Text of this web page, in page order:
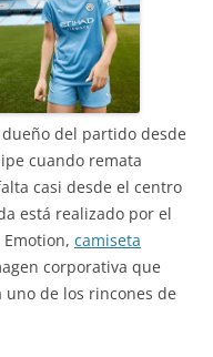
del partido desde
cuando remata
casi desde el centro
está realizado por el
camiseta
corporativa que
de los rincones de